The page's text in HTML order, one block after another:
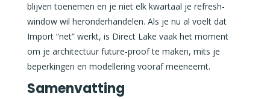
blijven toenemen en je niet elk kwartaal je refresh-
window wil heronderhandelen. Als je nu al voelt dat
Import “net” werkt, is Direct Lake vaak het moment
om je architectuur future-proof te maken, mits je
beperkingen en modellering vooraf meeneemt.
Samenvatting